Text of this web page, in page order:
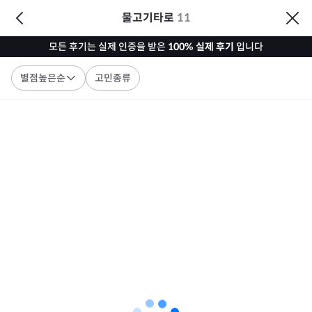
물고기타로 11
모든 후기는 실제 인증을 받은 100% 실제 후기 입니다
별점높은순 고민종류